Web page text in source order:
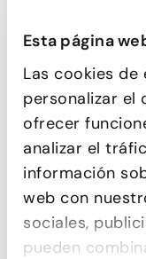
Esta página
Las cookies de
personalizar el
ofrecer
analizar el
información
web con
sociales,
pueden